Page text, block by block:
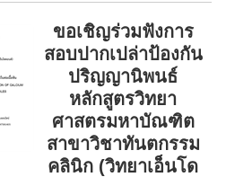
ขอเชิญร่วมฟังการ
สอบปากเปล่าป้องกัน
ปริญญานิพนธ์
หลักสูตรวิทยา
ศาสตรมหาบัณฑิต
สาขาวิชาทันตกรรม
คลินิก (วิทยาเอ็นโด